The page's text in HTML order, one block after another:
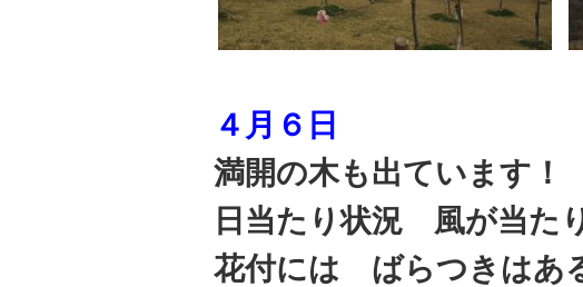
４月６日
満開の木も出ています！
日当たり状況 風が当
花付には ばらつきはあ